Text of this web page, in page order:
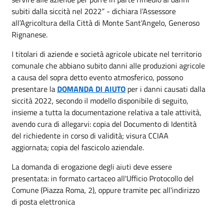
subiti dalla siccità nel 2022” - dichiara l’Assessore
all’Agricoltura della Città di Monte Sant’Angelo, Generoso
Rignanese.
I titolari di aziende e società agricole ubicate nel territorio
comunale che abbiano subito danni alle produzioni agricole
a causa del sopra detto evento atmosferico, possono
presentare la DOMANDA DI AIUTO per i danni causati dalla
siccità 2022, secondo il modello disponibile di seguito,
insieme a tutta la documentazione relativa a tale attività,
avendo cura di allegarvi: copia del Documento di Identità
del richiedente in corso di validità; visura CCIAA
aggiornata; copia del fascicolo aziendale.
La domanda di erogazione degli aiuti deve essere
presentata: in formato cartaceo all'Ufficio Protocollo del
Comune (Piazza Roma, 2), oppure tramite pec all'indirizzo
di posta elettronica